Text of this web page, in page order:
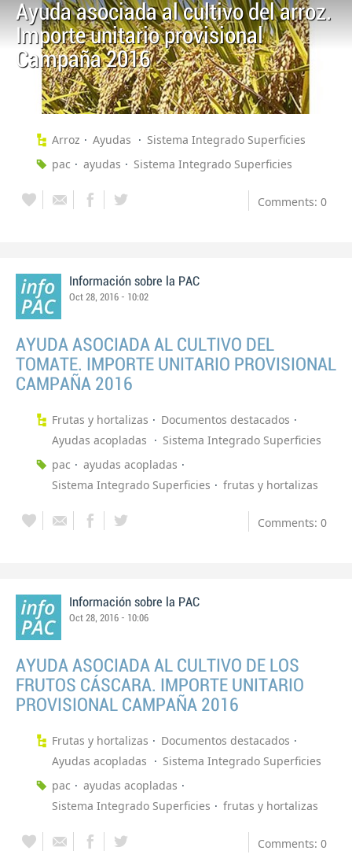
Ayuda asociada al cultivo del arroz.
Importe unitario provisional
Campaña 2016
Arroz Ayudas
Sistema Integrado Superficies
pac
ayudas Sistema Integrado Superficies
Comments: 0
Información sobre la PAC
Oct 28, 2016 - 10:02
AYUDA ASOCIADA AL CULTIVO DEL
TOMATE. IMPORTE UNITARIO PROVISIONAL
CAMPAÑA 2016
Frutas y hortalizas
Documentos destacados
Ayudas acopladas
Sistema Integrado Superficies
pac
ayudas acopladas
Sistema Integrado Superficies
frutas y hortalizas
Comments: 0
Información sobre la PAC
Oct 28, 2016 - 10:06
AYUDA ASOCIADA AL CULTIVO DE LOS
FRUTOS CÁSCARA. IMPORTE UNITARIO
PROVISIONAL CAMPAÑA 2016
Frutas y hortalizas
Documentos destacados
Ayudas acopladas
Sistema Integrado Superficies
pac
ayudas acopladas
Sistema Integrado Superficies
frutas y hortalizas
Comments: 0